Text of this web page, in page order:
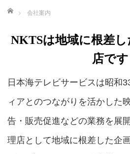
ホーム 会社案内
NKTSは地域に根差
店です
日本海テレビサービスは昭和
ィアとのつながりを活かした
告・販売促進などの業務を展
理店として地域に根差した企